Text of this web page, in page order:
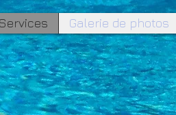
Services Galerie de photos